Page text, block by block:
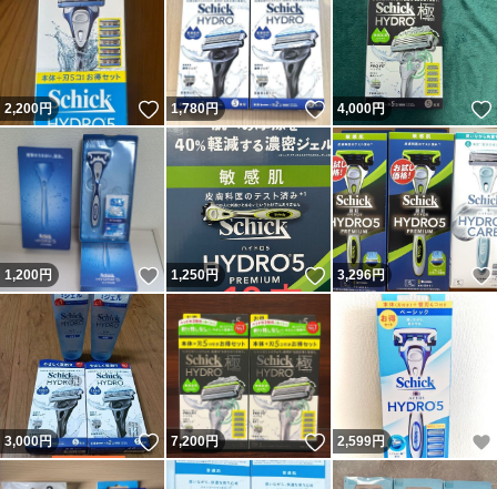
2,200円 いいね！
1,780円 いいね！
4,000円
1,200円 いいね！
1,250円 いいね！
3,296円
3,000円 いいね！
7,200円 いいね！
2,599円